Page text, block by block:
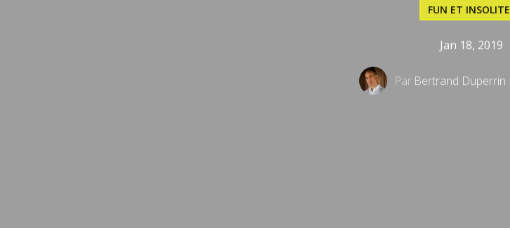
FUN ET INSOLITE
Jan 18, 2019
Par Bertrand Duperrin